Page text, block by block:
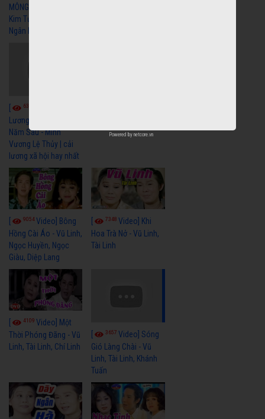
MÔNG " Cải Lương
Kim Tử Long, Thanh
Ngân Hay Nhất
6322
Lương Xưa : Rồi 30
Năm Sau - Minh
Vương Lệ Thủy | cải
lương xã hội hay nhất
9054Video] Bông
Hồng Cài Áo - Vũ Linh,
Ngọc Huyền, Ngọc
Giàu, Diệp Lang
7348Video] Khi
Hoa Trà Nở - Vũ Linh,
Tài Linh
4109 Video] Một
Thời Phóng Đãng - Vũ
Linh, Tài Linh, Chí Linh
3657Video] Sóng
Gió Làng Chài - Vũ
Linh, Tài Linh, Khánh
Tuấn
Powered by netcore.vn